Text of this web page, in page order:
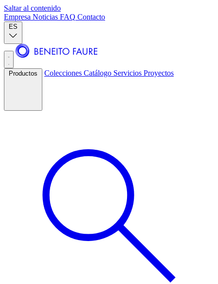
Saltar al contenido
Empresa Noticias FAQ Contacto
ES
Productos Colecciones Catálogo Servicios Proyectos